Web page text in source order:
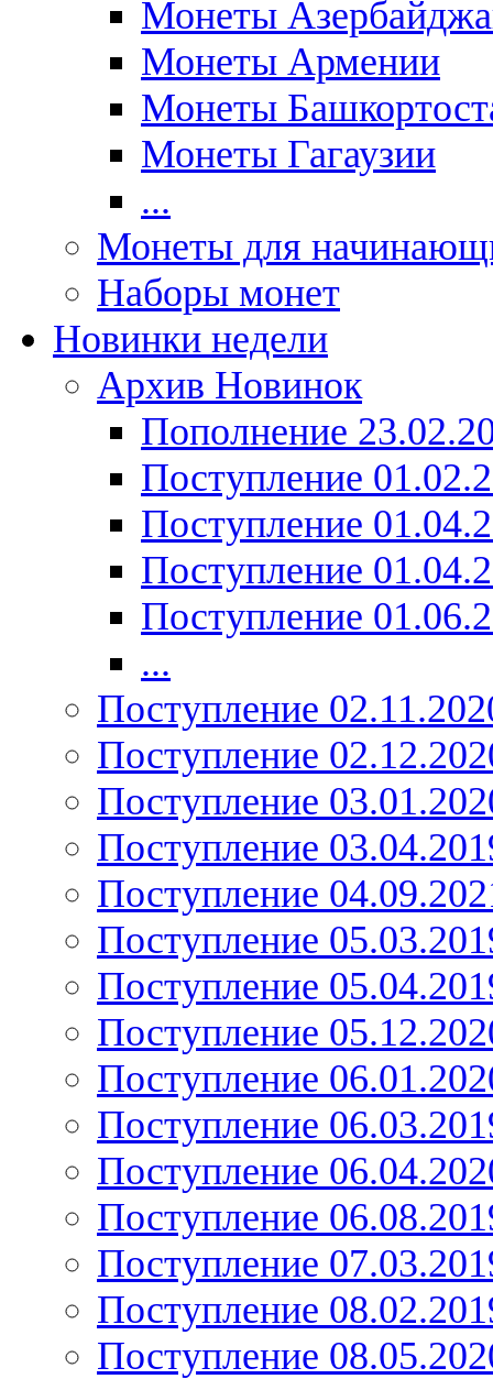
Монеты
Монеты Армении
Монеты
Монеты Гагаузии
...
Монеты для
Наборы монет
Новинки недели
Архив Новинок
Пополнение
Поступление
Поступление
Поступление
Поступление
...
Поступление
Поступление
Поступление
Поступление
Поступление
Поступление
Поступление
Поступление
Поступление
Поступление
Поступление
Поступление
Поступление
Поступление
Поступление